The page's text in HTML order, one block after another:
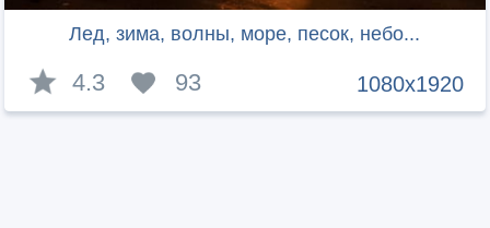
Лед, зима, волны, море, песок, небо...
1080x1920
4.3 93